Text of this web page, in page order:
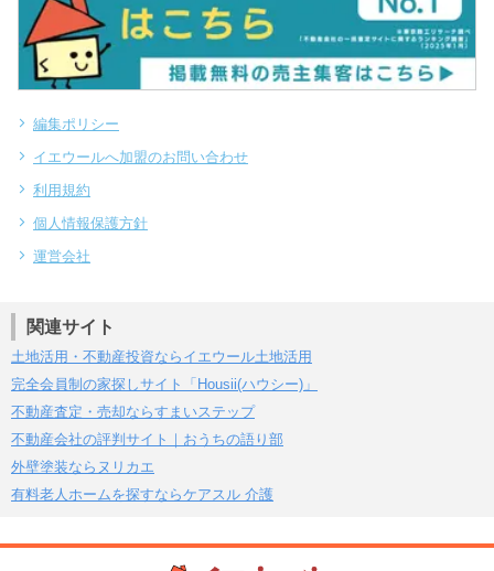
編集ポリシー
イエウールへ加盟のお問い合わせ
利用規約
個人情報保護方針
運営会社
関連サイト
土地活用・不動産投資ならイエウール土地活用
完全会員制の家探しサイト「Housii(ハウシー)」
不動産査定・売却ならすまいステップ
不動産会社の評判サイト｜おうちの語り部
外壁塗装ならヌリカエ
有料老人ホームを探すならケアスル 介護